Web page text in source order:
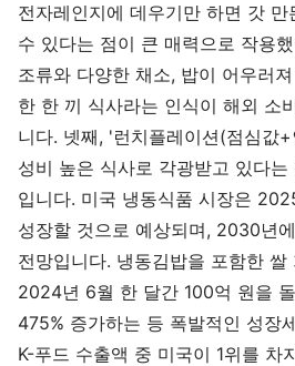
전자레인지에 데우기만 하면 갓
수 있다는 점이 큰 매력으로 작용
조류와 다양한 채소, 밥이 어우러
한 한 끼 식사라는 인식이 해외 소
니다. 넷째, '런치플레이션(점심값
성비 높은 식사로 각광받고 있다
입니다. 미국 냉동식품 시장은
성장할 것으로 예상되며, 2030년
전망입니다. 냉동김밥을 포함한 쌀
2024년 6월 한 달간 100억 원을
475% 증가하는 등 폭발적인 성장
K-푸드 수출액 중 미국이 1위를 차